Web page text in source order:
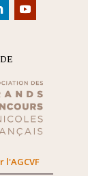
l'AGCVF